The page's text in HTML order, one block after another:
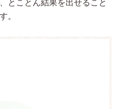
とことん結果を出せること
。